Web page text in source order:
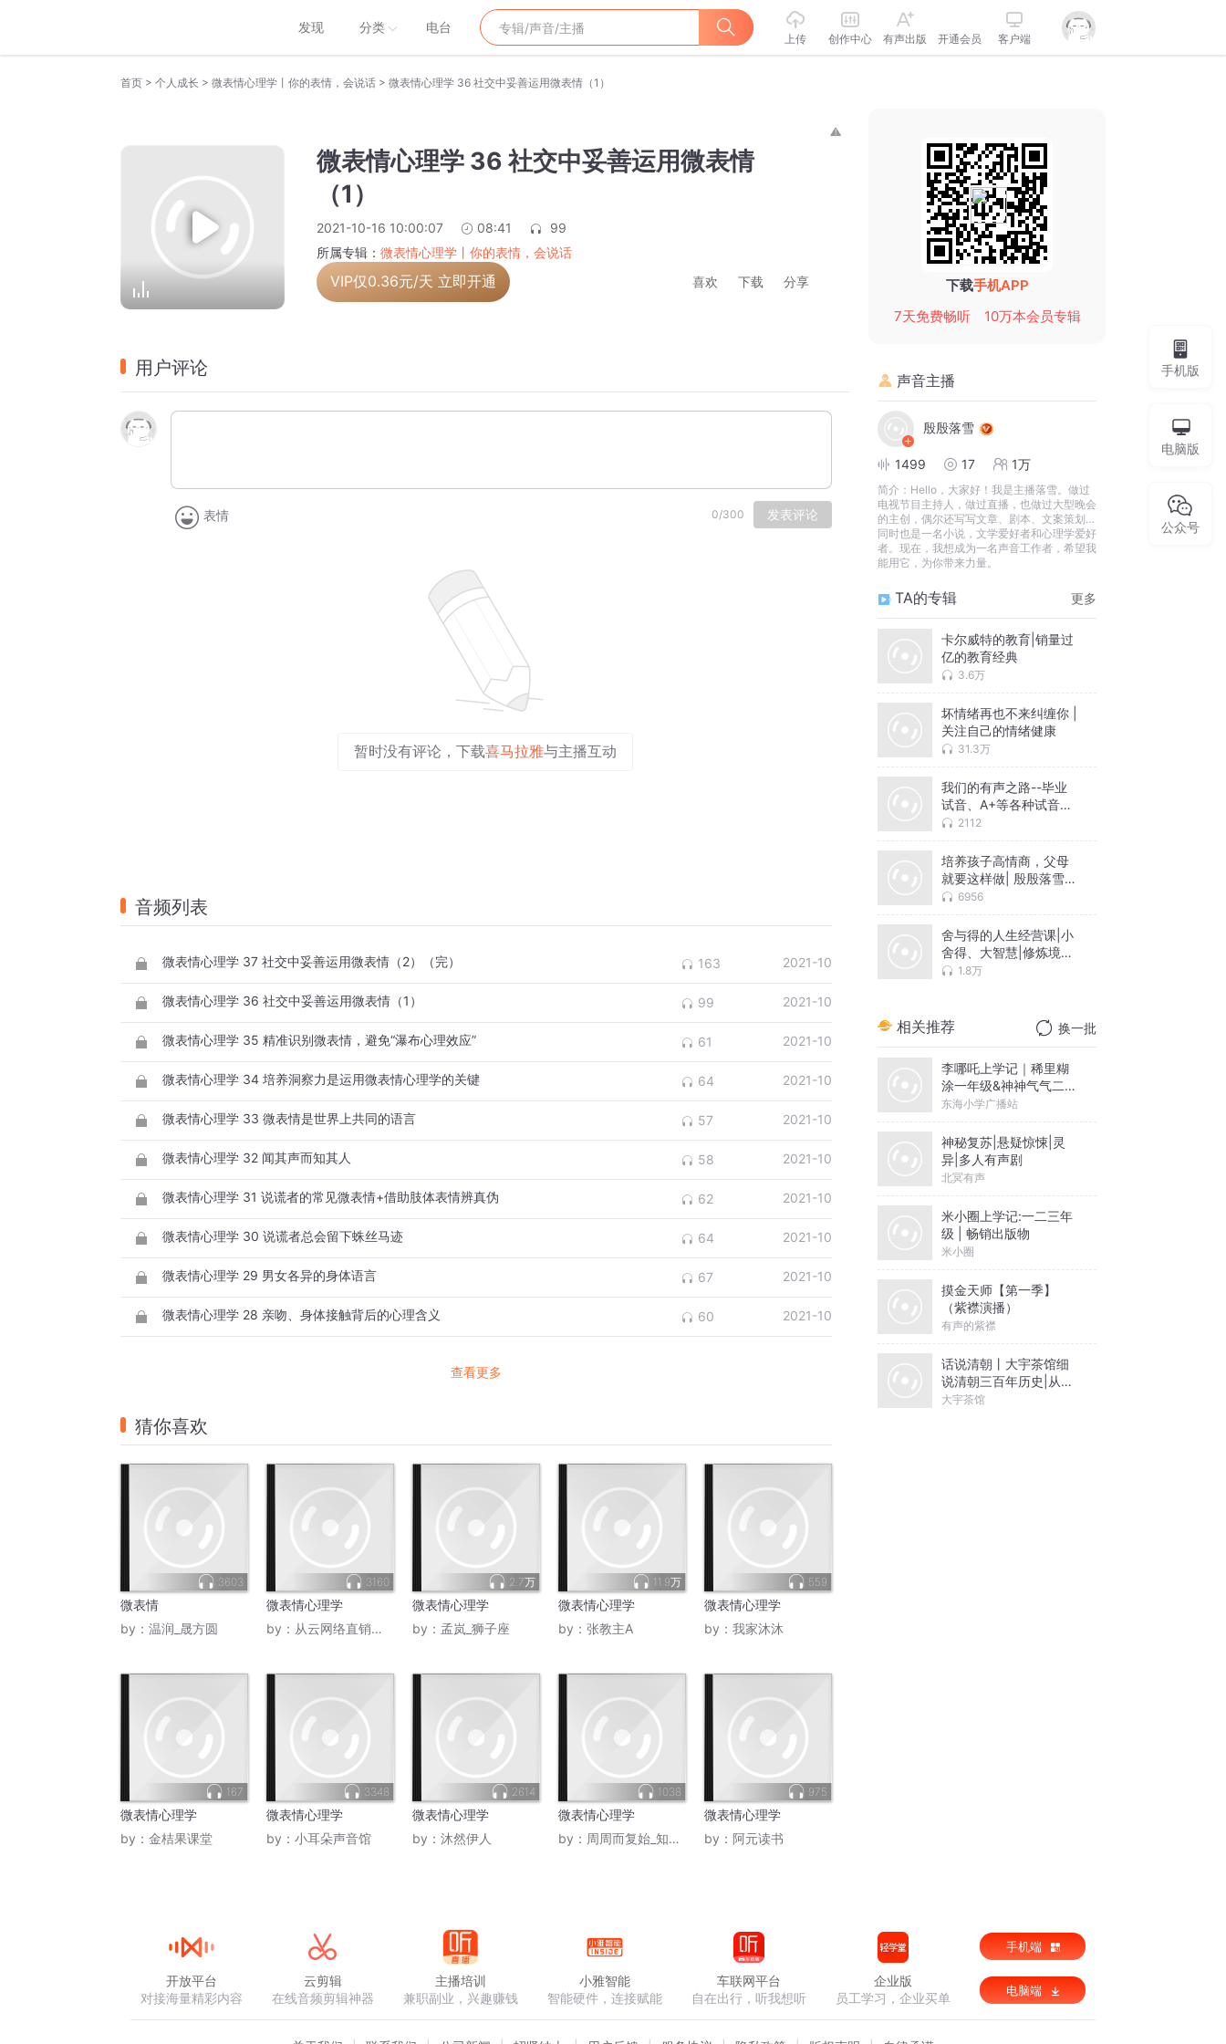
发现 分类 电台
上传 创作中心 有声出版 开通会员 客户端
首页 > 个人成长 > 微表情心理学丨你的表情，会说话 > 微表情心理学 36 社交中妥善运用微表情（1）
微表情心理学 36 社交中妥善运用微表情
（1）
2021-10-16 10:00:07 08:41
99
所属专辑： 微表情心理学丨你的表情，会说话
VIP仅0.36元/天 立即开通 喜欢 下载 分享
用户评论
表情 0/300 发表评论
暂时没有评论，下载喜马拉雅与主播互动
音频列表
微表情心理学 37 社交中妥善运用微表情（2）（完） 163 2021-10
微表情心理学 36 社交中妥善运用微表情（1） 99 2021-10
微表情心理学 35 精准识别微表情，避免“瀑布心理效应” 61 2021-10
微表情心理学 34 培养洞察力是运用微表情心理学的关键 64 2021-10
微表情心理学 33 微表情是世界上共同的语言 57 2021-10
微表情心理学 32 闻其声而知其人 58 2021-10
微表情心理学 31 说谎者的常见微表情+借助肢体表情辨真伪 62 2021-10
微表情心理学 30 说谎者总会留下蛛丝马迹 64 2021-10
微表情心理学 29 男女各异的身体语言 67 2021-10
微表情心理学 28 亲吻、身体接触背后的心理含义 60 2021-10
查看更多
猜你喜欢
3603
微表情
by： 温润_晟方圆
3160
微表情心理学
by： 从云网络直销商学院
2.7万
微表情心理学
by： 孟岚_狮子座
11.9万
微表情心理学
by： 张教主A
559
微表情心理学
by： 我家沐沐
167
微表情心理学
by： 金桔果课堂
3348
微表情心理学
by： 小耳朵声音馆
2614
微表情心理学
by： 沐然伊人
1038
微表情心理学
by： 周周而复始_知音阁
975
微表情心理学
by： 阿元读书
下载手机APP
7天免费畅听
10万本会员专辑
声音主播
殷殷落雪
1499 17 1万
简介： Hello，大家好！我是主播落雪。做过
电视节目主持人，做过直播，也做过大型晚会
的主创，偶尔还写写文章、剧本、文案策划…
同时也是一名小说，文学爱好者和心理学爱好
者。现在，我想成为一名声音工作者，希望我
能用它，为你带来力量。
TA的专辑 更多
卡尔威特的教育|销量过
亿的教育经典
3.6万
坏情绪再也不来纠缠你 |
关注自己的情绪健康
31.3万
我们的有声之路--毕业
试音、A+等各种试音合
集 2112
培养孩子高情商，父母
就要这样做| 殷殷落雪
演播6956
舍与得的人生经营课|小
舍得、大智慧|修炼境界
的取予智慧
1.8万
相关推荐 换一批
李哪吒上学记｜稀里糊
涂一年级&神神气气二年
级
东海小学广播站
神秘复苏|悬疑惊悚|灵
异|多人有声剧
北冥有声
米小圈上学记:一二三年
级 | 畅销出版物
米小圈
摸金天师【第一季】
（紫襟演播）
有声的紫襟
话说清朝丨大宇茶馆细
说清朝三百年历史|从努
尔哈赤到末代皇帝溥仪|
大宇茶馆
手机版
电脑版
公众号
开放平台
对接海量精彩内容
云剪辑
在线音频剪辑神器
主播培训
兼职副业，兴趣赚钱
小雅智能
智能硬件，连接赋能
车联网平台
自在出行，听我想听
企业版
员工学习，企业买单
手机端
电脑端